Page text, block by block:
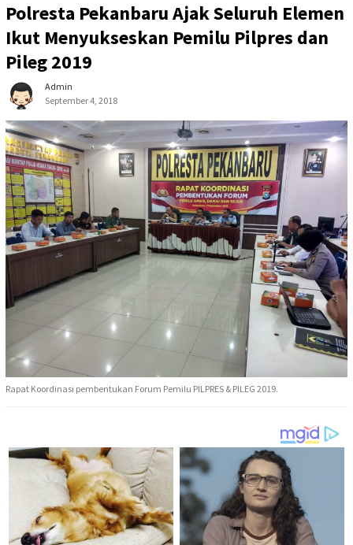
Polresta Pekanbaru Ajak Seluruh Elemen
Ikut Menyukseskan Pemilu Pilpres dan
Pileg 2019
Admin
September 4, 2018
Rapat Koordinasi pembentukan Forum Pemilu PILPRES & PILEG 2019.